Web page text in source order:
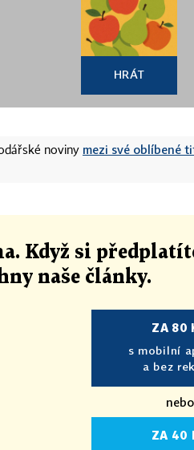
HRÁT
noviny mezi své oblíbené
Když si
naše články.
ZA 80
s mobilní
a bez
nebo
ZA 40